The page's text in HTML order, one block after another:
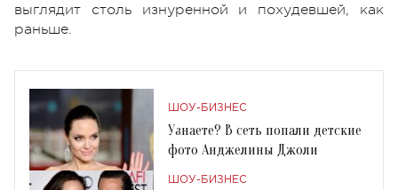
выглядит столь изнуренной и похудевшей, как
раньше.
ШОУ-БИЗНЕС
Узнаете? В сеть попали детские
фото Анджелины Джоли
ШОУ-БИЗНЕС